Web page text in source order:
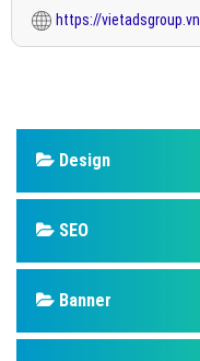
https://vietadsgroup.vn
Design
SEO
Banner